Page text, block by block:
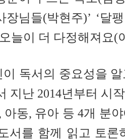
님들(박현주)’ ‘달
늘이 더 다정해져요(
이 독서의 중요성을
지난 2014년부터 시
아동, 유아 등 4개 분
서를 함께 읽고 토